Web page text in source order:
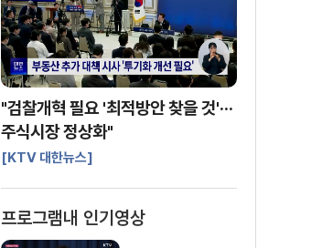
"검찰개혁 필요 '최적방안 찾을 것'···
주식시장 정상화"
[KTV 대한뉴스]
프로그램내 인기영상